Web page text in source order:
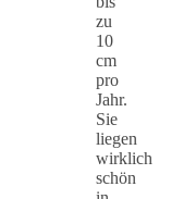
zu
10
cm
pro
Jahr.
Sie
liegen
wirklich
schön